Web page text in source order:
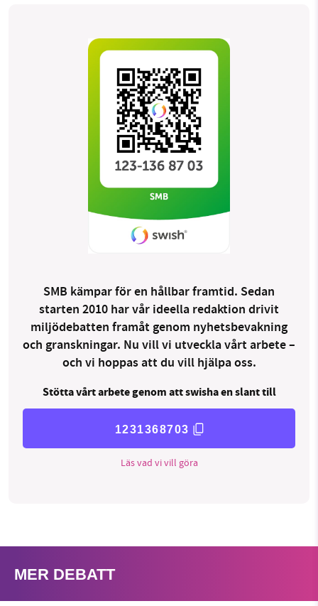
SMB kämpar för en hållbar framtid. Sedan
starten 2010 har vår ideella redaktion drivit
miljödebatten framåt genom nyhetsbevakning
och granskningar. Nu vill vi utveckla vårt arbete –
och vi hoppas att du vill hjälpa oss.
Stötta vårt arbete genom att swisha en slant till
1231368703
Läs vad vi vill göra
MER DEBATT